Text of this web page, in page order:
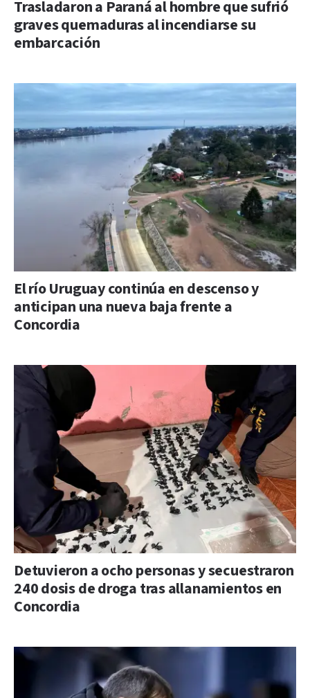
Trasladaron a Paraná al hombre que sufrió
graves quemaduras al incendiarse su
embarcación
El río Uruguay continúa en descenso y
anticipan una nueva baja frente a
Concordia
Detuvieron a ocho personas y secuestraron
240 dosis de droga tras allanamientos en
Concordia